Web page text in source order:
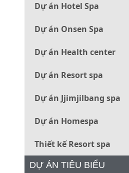
Dự án Hotel Spa
Dự án Onsen Spa
Dự án Health center
Dự án Resort spa
Dự án Jjimjilbang spa
Dự án Homespa
Thiết kế Resort spa
DỰ ÁN TIÊU BIỂU